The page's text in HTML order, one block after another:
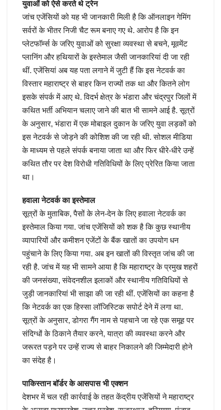
युवाओं को ऐसे करते थे ट्रेन
जांच एजेंसियों को यह भी जानकारी मिली है कि ऑनलाइन गेमिंग
सर्वरों के भीतर निजी चैट रूम बनाए गए थे. आरोप है कि इन
प्लेटफॉर्म्स के जरिए युवाओं को सुरक्षा व्यवस्था से बचने, मूवमेंट
प्लानिंग और हथियारों के इस्तेमाल जैसी जानकारियां दी जा रही
थीं. एजेंसियां अब यह पता लगाने में जुटी हैं कि इस नेटवर्क का
विस्तार महाराष्ट्र से बाहर किन राज्यों तक था और कितने लोग
इसके संपर्क में आए थे. विदर्भ क्षेत्र के भंडारा और चंद्रपुर जिलों में
कथित भर्ती अभियान चलाए जाने की बात भी सामने आई है. सूत्रों
के अनुसार, भंडारा में एक मोबाइल दुकान के जरिए युवा लड़कों को
इस नेटवर्क से जोड़ने की कोशिश की जा रही थी. सोशल मीडिया
के माध्यम से पहले संपर्क बनाया जाता था और फिर धीरे-धीरे उन्हें
कथित तौर पर देश विरोधी गतिविधियों के लिए प्रेरित किया जाता
था।
हवाला नेटवर्क का इस्‍तेमाल
सूत्रों के मुताबिक, पैसों के लेन-देन के लिए हवाला नेटवर्क का
इस्तेमाल किया गया. जांच एजेंसियों को शक है कि कुछ स्थानीय
व्यापारियों और कमीशन एजेंटों के बैंक खातों का उपयोग धन
पहुंचाने के लिए किया गया. अब इन खातों की विस्तृत जांच की जा
रही है. जांच में यह भी सामने आया है कि महाराष्ट्र के प्रमुख शहरों
की जनसंख्या, संवेदनशील इलाकों और स्थानीय गतिविधियों से
जुड़ी जानकारियां भी साझा की जा रही थीं. एजेंसियों का कहना है
कि नेटवर्क का एक हिस्सा लॉजिस्टिक सपोर्ट देने में लगा था.
सूत्रों के अनुसार, डोगरा गैंग नाम से पहचाने जा रहे एक समूह पर
संदिग्धों के ठिकाने तैयार करने, यात्रा की व्यवस्था करने और
जरूरत पड़ने पर उन्हें राज्य से बाहर निकालने की जिम्मेदारी होने
का संदेह है।
पाकिस्‍तान बॉर्डर के आसपास भी एक्‍शन
देशभर में चल रही कार्रवाई के तहत केंद्रीय एजेंसियों ने महाराष्ट्र